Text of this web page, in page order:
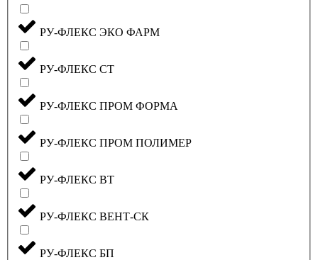
РУ-ФЛЕКС ЭКО ФАРМ
РУ-ФЛЕКС СТ
РУ-ФЛЕКС ПРОМ ФОРМА
РУ-ФЛЕКС ПРОМ ПОЛИМЕР
РУ-ФЛЕКС ВТ
РУ-ФЛЕКС ВЕНТ-СК
РУ-ФЛЕКС БП